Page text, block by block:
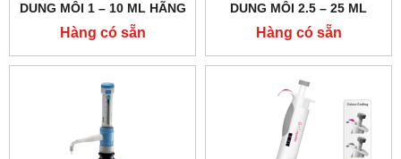
DUNG MÔI 1 – 10 ML HÃNG
DLAB
Hàng có sẵn
DUNG MÔI 2.5 – 25 ML
HÃNG DLAB
Hàng có sẵn